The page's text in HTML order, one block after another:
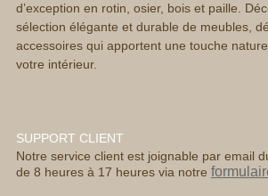
d’exception en rotin, osier, bois et paille.
sélection élégante et durable de meubles,
accessoires qui apportent une touche
votre intérieur.
SUPPORT CLIENT
Notre service client est joignable par email
de 8 heures à 17 heures via notre